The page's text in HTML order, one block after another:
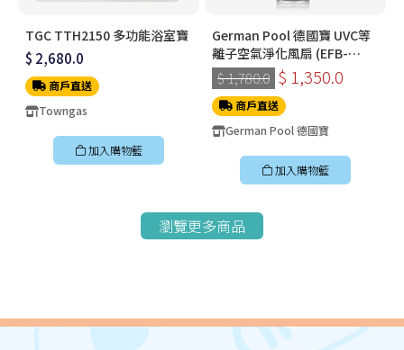
TGC TTH2150 多功能浴室寶
$ 2,680.0
商戶直送
Towngas
加入購物籃
German Pool 德國寶 UVC等
離子空氣淨化風扇 (EFB-
PC30-SC)
$ 1,780.0 $ 1,350.0
商戶直送
German Pool 德國寶
加入購物籃
瀏覽更多商品